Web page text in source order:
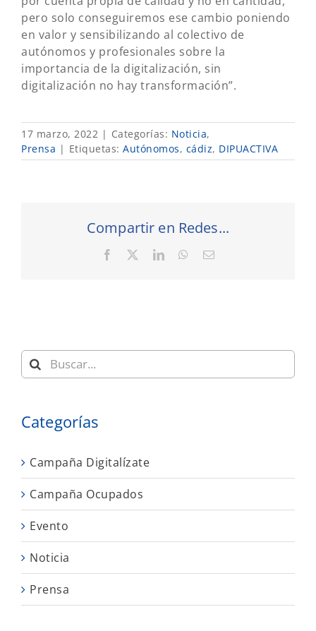
pero solo conseguiremos ese cambio poniendo
en valor y sensibilizando al colectivo de
autónomos y profesionales sobre la
importancia de la digitalización, sin
digitalización no hay transformación”.
17 marzo, 2022 | Categorías: Noticia,
Prensa | Etiquetas: Autónomos, cádiz, DIPUACTIVA
Compartir en Redes...
Facebook LinkedInWhatsApp
Correo
Buscar:
Categorías
Campaña Digitalízate
Campaña Ocupados
Evento
Noticia
Prensa